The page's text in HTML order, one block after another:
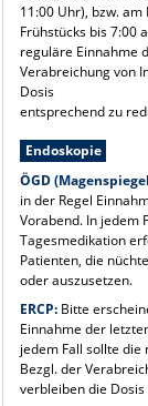
11:00 Uhr), bzw.
Frühstücks bis 7:00
reguläre Einnahme
Verabreichung von
Dosis
entsprechend zu
Endoskopie
ÖGD
in der Regel
Vorabend. In jedem
Tagesmedikation
Patienten, die
oder auszusetzen.
ERCP:Bitte
Einnahme der
jedem Fall sollte
Bezgl. der
verbleiben die